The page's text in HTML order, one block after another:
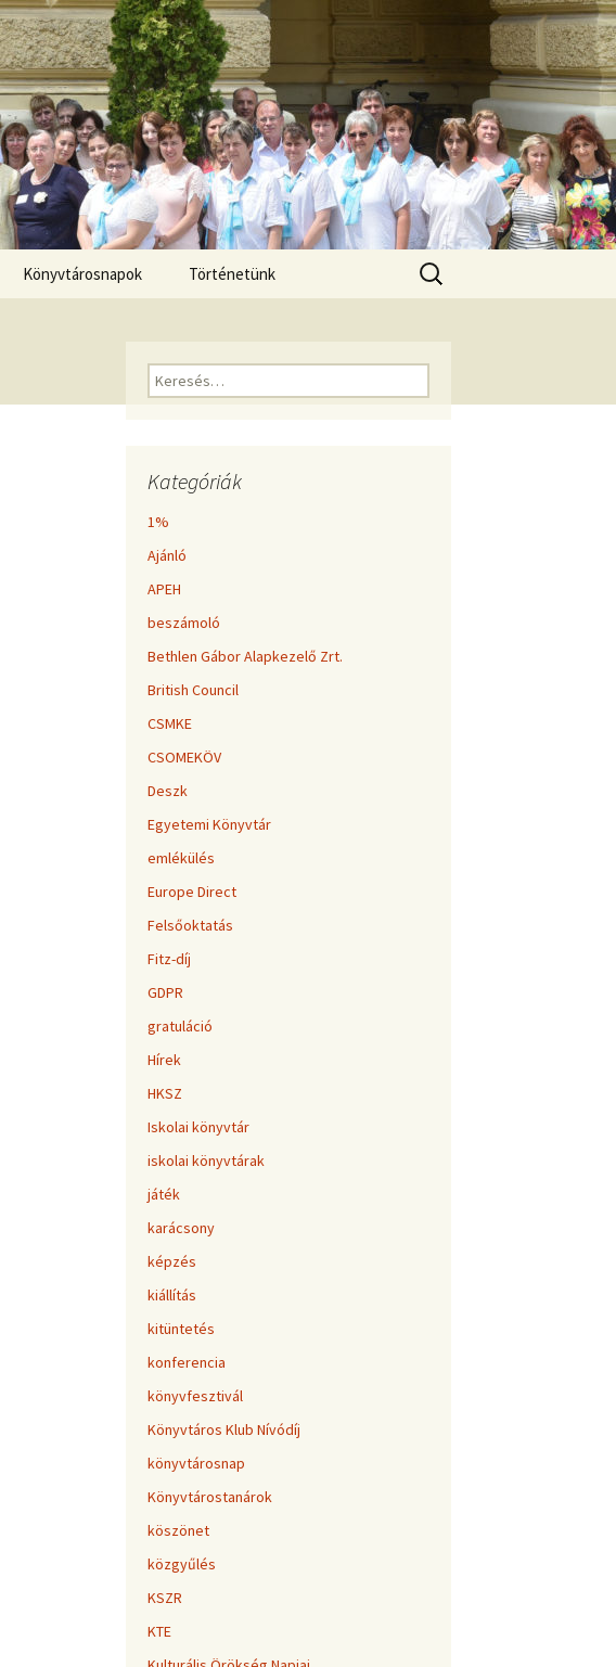
Könyvtárosnapok Történetünk
Keresés:
Keresés:
Kategóriák
1%
Ajánló
APEH
beszámoló
Bethlen Gábor Alapkezelő Zrt.
British Council
CSMKE
CSOMEKÖV
Deszk
Egyetemi Könyvtár
emlékülés
Europe Direct
Felsőoktatás
Fitz-díj
GDPR
gratuláció
Hírek
HKSZ
Iskolai könyvtár
iskolai könyvtárak
játék
karácsony
képzés
kiállítás
kitüntetés
konferencia
könyvfesztivál
Könyvtáros Klub Nívódíj
könyvtárosnap
Könyvtárostanárok
köszönet
közgyűlés
KSZR
KTE